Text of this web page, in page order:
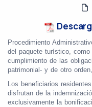
Procedimiento
del paquete turístico,
cumplimiento de las
patrimonial- y de otro
Los beneficiarios
disfrutan de la
exclusivamente la